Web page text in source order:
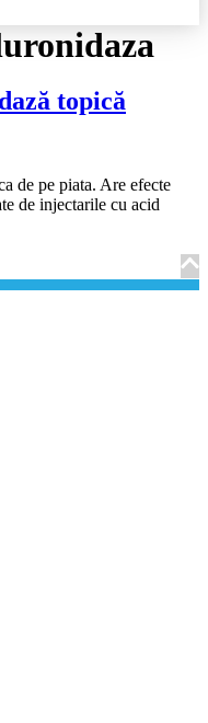
topică
de pe piata. Are efecte
de injectarile cu acid